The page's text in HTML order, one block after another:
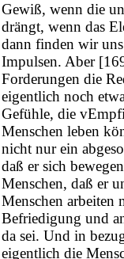
Gewiß, wenn die
drängt, wenn das
dann finden wir
Impulsen. Aber
Forderungen die
eigentlich noch
Gefühle, die
Menschen leben
nicht nur ein
daß er sich
Menschen, daß er
Menschen arbeiten
Befriedigung und
da sei. Und in
eigentlich die